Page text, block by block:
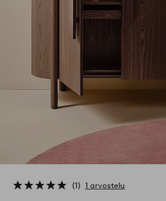
1 1 arvostelu